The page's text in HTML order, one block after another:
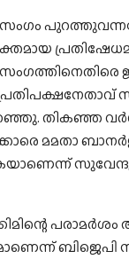
തികഞ്ഞ
മമതാ
പരാമര്‍ശം
ബിജെപി